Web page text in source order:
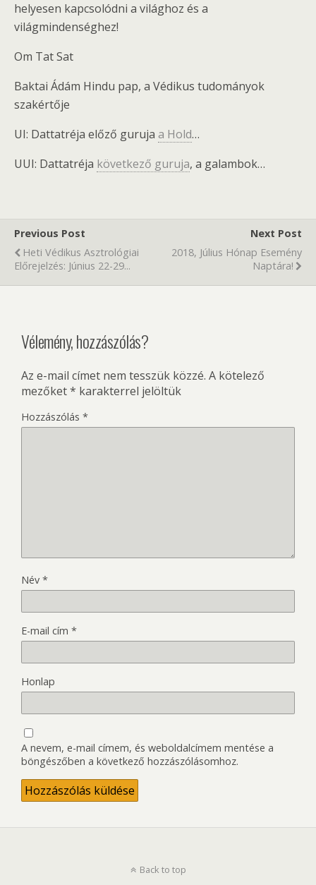
helyesen kapcsolódni a világhoz és a
világmindenséghez!
Om Tat Sat
Baktai Ádám Hindu pap, a Védikus tudományok
szakértője
UI: Dattatréja előző guruja a Hold…
UUI: Dattatréja következő guruja, a galambok…
Previous Post
Heti Védikus Asztrológiai
Előrejelzés: Június 22-29...
Next Post
2018, Július Hónap Esemény
Naptára!
Vélemény, hozzászólás?
Az e-mail címet nem tesszük közzé. A kötelező
mezőket* karakterrel jelöltük
Hozzászólás *
Név *
E-mail cím *
Honlap
A nevem, e-mail címem, és weboldalcímem mentése a
böngészőben a következő hozzászólásomhoz.
Back to top